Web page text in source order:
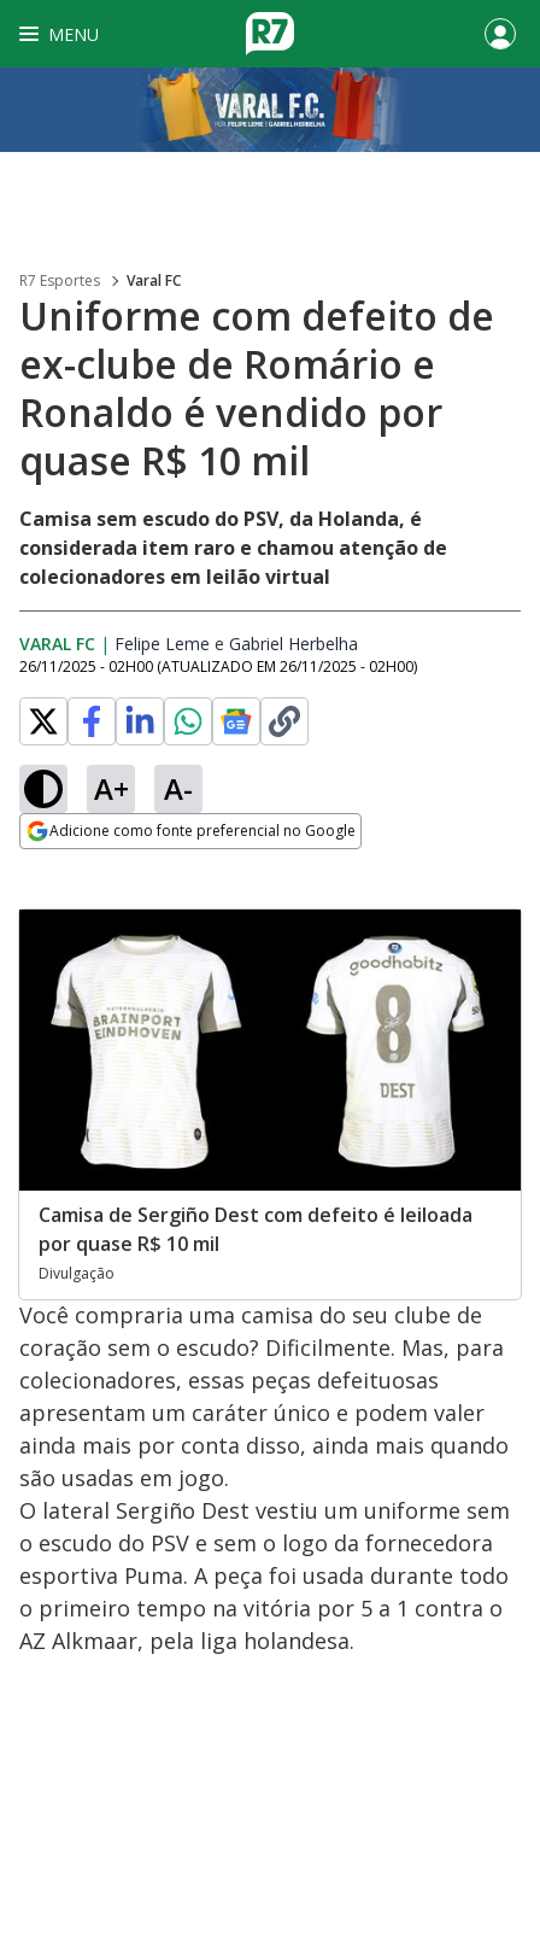
MENU
R7 Esportes Varal FC
Uniforme com defeito de
ex-clube de Romário e
Ronaldo é vendido por
quase R$ 10 mil
Camisa sem escudo do PSV, da Holanda, é
considerada item raro e chamou atenção de
colecionadores em leilão virtual
VARAL FC | Felipe Leme Opens in new window
e Gabriel Herbelha
26/11/2025 - 02H00 (ATUALIZADO EM 26/11/2025 - 02H00)
A+ A-
Adicione como fonte preferencial no Google
Camisa de Sergiño Dest com defeito é leiloada
por quase R$ 10 mil
Divulgação
Você compraria uma camisa do seu clube de
coração sem o escudo? Dificilmente. Mas, para
colecionadores, essas peças defeituosas
apresentam um caráter único e podem valer
ainda mais por conta disso, ainda mais quando
são usadas em jogo.
O lateral Sergiño Dest vestiu um uniforme sem
o escudo do PSV e sem o logo da fornecedora
esportiva Puma. A peça foi usada durante todo
o primeiro tempo na vitória por 5 a 1 contra o
AZ Alkmaar, pela liga holandesa.